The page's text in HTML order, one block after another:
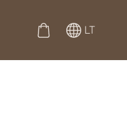
LT